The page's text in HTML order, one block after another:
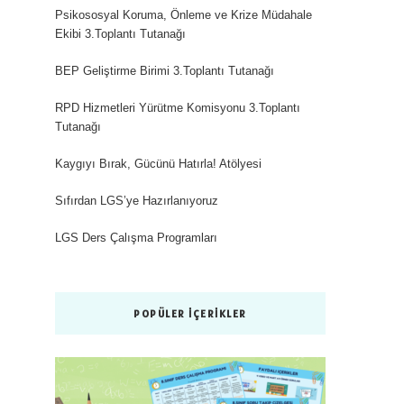
Psikososyal Koruma, Önleme ve Krize Müdahale
Ekibi 3.Toplantı Tutanağı
BEP Geliştirme Birimi 3.Toplantı Tutanağı
RPD Hizmetleri Yürütme Komisyonu 3.Toplantı
Tutanağı
Kaygıyı Bırak, Gücünü Hatırla! Atölyesi
Sıfırdan LGS’ye Hazırlanıyoruz
LGS Ders Çalışma Programları
POPÜLER İÇERIKLER